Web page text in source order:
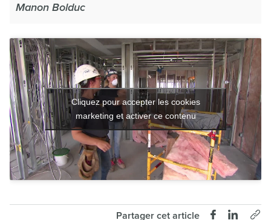
Manon Bolduc
Cliquez pour accepter les cookies
marketing et activer ce contenu
Partager cet article